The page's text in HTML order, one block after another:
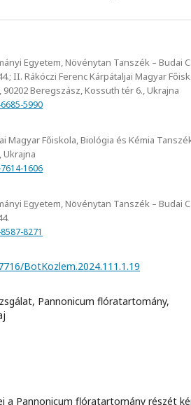
Egyetem, Növénytan Tanszék – Budai
II. Rákóczi Ferenc Kárpátaljai Magyar
Beregszász, Kossuth tér 6., Ukrajna
5990
Magyar Főiskola, Biológia és Kémia
Ukrajna
1606
Egyetem, Növénytan Tanszék – Budai
8271
BotKozlem.2024.111.1.19
Pannonicum flóratartomány,
a Pannonicum flóratartomány részét